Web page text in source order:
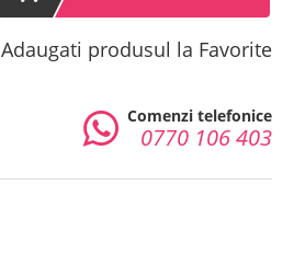
Adaugati produsul la Favorite
Comenzi telefonice
0770 106 403